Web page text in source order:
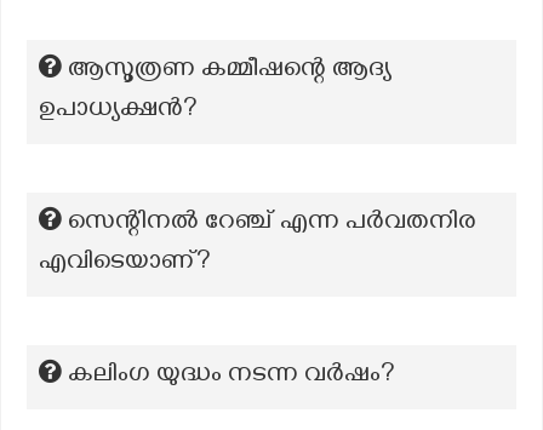
ആസൂത്രണ കമ്മീഷന്റെ ആദ്യ
ഉപാധ്യക്ഷൻ?
സെന്റിനൽ റേഞ്ച് എന്ന പർവതനിര
എവിടെയാണ്?
കലിംഗ യുദ്ധം നടന്ന വര്‍ഷം?